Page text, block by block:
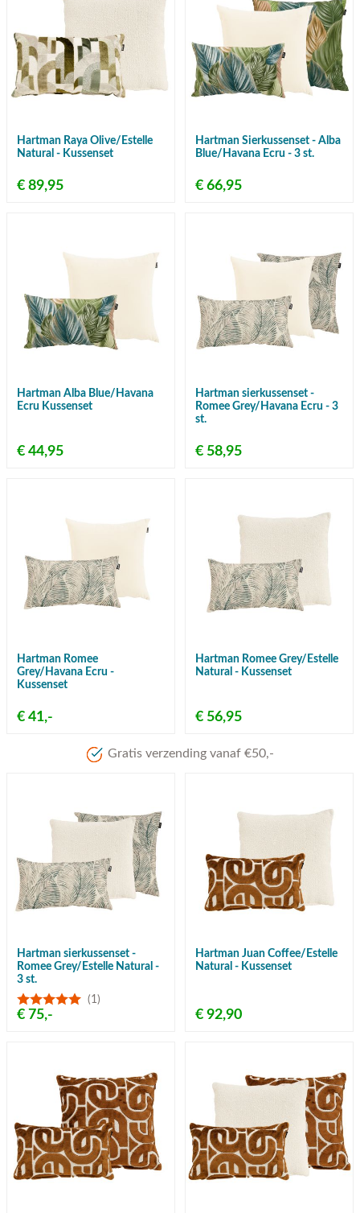
Hartman Raya Olive/Estelle
Natural - Kussenset
€ 89,95
Hartman Sierkussenset - Alba
Blue/Havana Ecru - 3 st.
€ 66,95
Hartman Alba Blue/Havana
Ecru Kussenset
€ 44,95
Hartman sierkussenset -
Romee Grey/Havana Ecru - 3
st.
€ 58,95
Hartman Romee
Grey/Havana Ecru -
Kussenset
€ 41,-
Hartman Romee Grey/Estelle
Natural - Kussenset
€ 56,95
Gratis verzending vanaf €50,-
Hartman sierkussenset -
Romee Grey/Estelle Natural -
3 st.
(1)
€ 75,-
Hartman Juan Coffee/Estelle
Natural - Kussenset
€ 92,90